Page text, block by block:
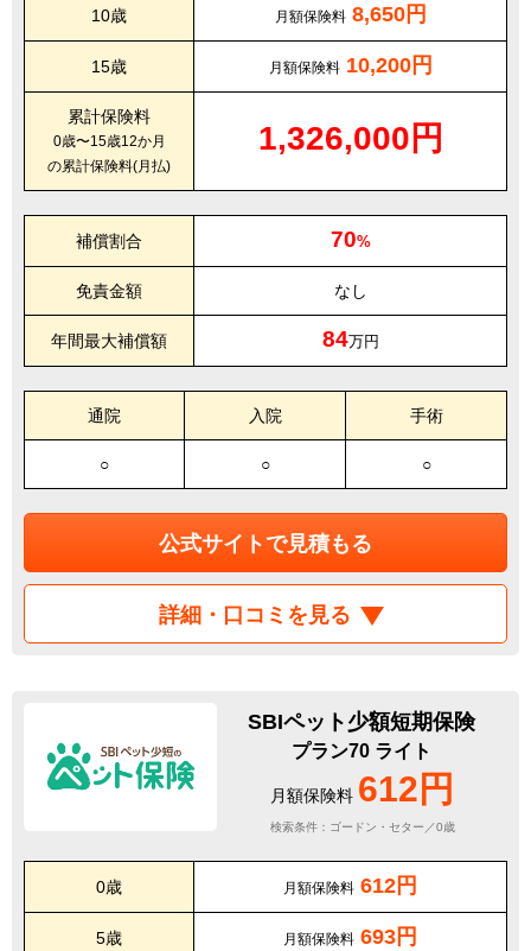
10歳 月額保険料 8,650円
15歳 月額保険料 10,200円
累計保険料
0歳〜15歳12か月
の累計保険料(月払)
1,326,000円
補償割合 70%
免責金額 なし
年間最大補償額 84万円
通院 入院 手術
○ ○ ○
公式サイトで見積もる
詳細・口コミを見る
SBIペット少額短期保険
プラン70 ライト
月額保険料 612円
検索条件：ゴードン・セター／0歳
0歳 月額保険料 612円
5歳 月額保険料 693円